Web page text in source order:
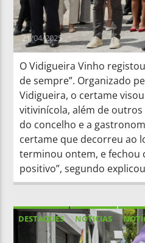
21/04/2025
O Vidigueira Vinho
de sempre”. Organizado
Vidigueira, o certame
vitivinícola, além de
do concelho e a
certame que decorreu ao
terminou ontem, e fechou
positivo”, segundo
DESTAQUES NOTICIAS
NOTÍCIAS NACIONAIS